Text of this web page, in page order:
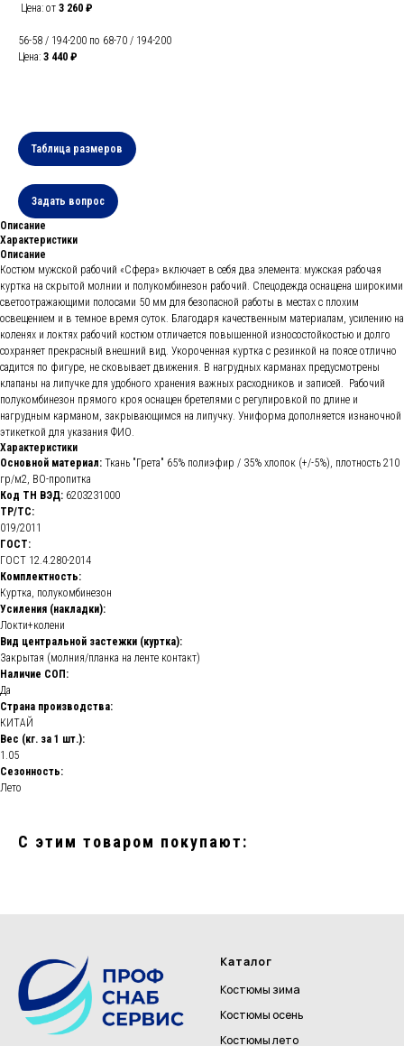
Цена: от 3 260 ₽
56-58 / 194-200 по 68-70 / 194-200
Цена: 3 440 ₽
Таблица размеров
Задать вопрос
Описание
Характеристики
Описание
Костюм мужской рабочий «Сфера» включает в себя два элемента: мужская рабочая
куртка на скрытой молнии и полукомбинезон рабочий. Спецодежда оснащена широкими
светоотражающими полосами 50 мм для безопасной работы в местах с плохим
освещением и в темное время суток. Благодаря качественным материалам, усилению на
коленях и локтях рабочий костюм отличается повышенной износостойкостью и долго
сохраняет прекрасный внешний вид. Укороченная куртка с резинкой на поясе отлично
садится по фигуре, не сковывает движения. В нагрудных карманах предусмотрены
клапаны на липучке для удобного хранения важных расходников и записей. Рабочий
полукомбинезон прямого кроя оснащен бретелями с регулировкой по длине и
нагрудным карманом, закрывающимся на липучку. Униформа дополняется изнаночной
этикеткой для указания ФИО.
Характеристики
Основной материал: Ткань "Грета" 65% полиэфир / 35% хлопок (+/-5%), плотность 210
гр/м2, ВО-пропитка
Код ТН ВЭД: 6203231000
ТР/ТС:
019/2011
ГОСТ:
ГОСТ 12.4.280-2014
Комплектность:
Куртка, полукомбинезон
Усиления (накладки):
Локти+колени
Вид центральной застежки (куртка):
Закрытая (молния/планка на ленте контакт)
Наличие СОП:
Да
Страна производства:
КИТАЙ
Вес (кг. за 1 шт.):
1.05
Сезонность:
Лето
С этим товаром покупают:
Каталог
Костюмы зима
Костюмы осень
Костюмы лето